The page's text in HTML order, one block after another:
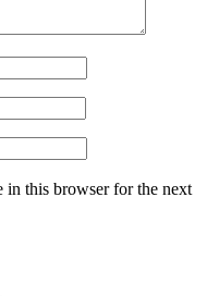
in this browser for the next